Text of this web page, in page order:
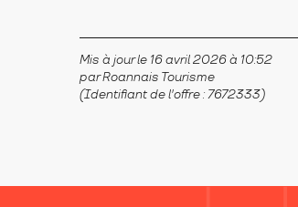
Mis à jour le 16 avril 2026 à 10:52
par Roannais Tourisme
(Identifiant de l'offre :7672333)